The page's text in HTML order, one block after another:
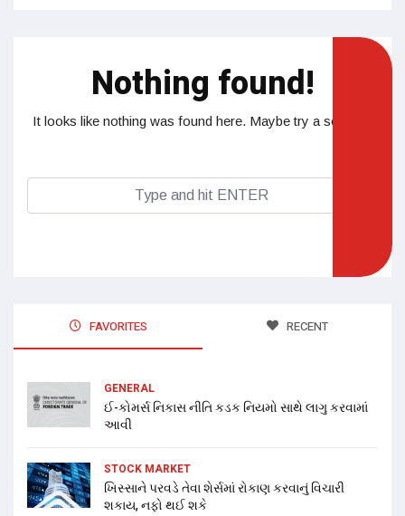
Nothing found!
It looks like nothing was found here. Maybe try a search?
FAVORITES RECENT
GENERAL
ઈ-કોમર્સ નિકાસ નીતિ કડક નિયમો સાથે લાગુ કરવામાં
આવી
STOCK MARKET
ખિસ્સાને પરવડે તેવા શેર્સમાં રોકાણ કરવાનું વિચારી
શકાય, નફો થઈ શકે